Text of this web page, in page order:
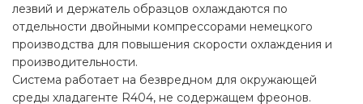
лезвий и держатель образцов охлаждаются по
отдельности двойными компрессорами немецкого
производства для повышения скорости охлаждения и
производительности.
Система работает на безвредном для окружающей
среды хладагенте R404, не содержащем фреонов.